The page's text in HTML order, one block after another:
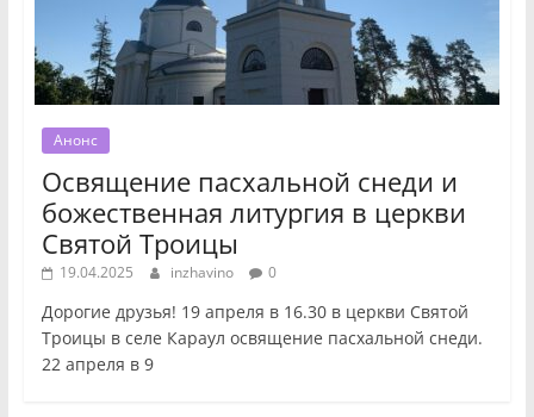
Анонс
Освящение пасхальной снеди и
божественная литургия в церкви
Святой Троицы
19.04.2025 inzhavino 0
Дорогие друзья! 19 апреля в 16.30 в церкви Святой
Троицы в селе Караул освящение пасхальной снеди.
22 апреля в 9